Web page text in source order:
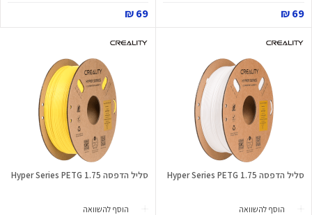
69 ₪
69 ₪
סליל הדפסה Hyper Series PETG 1.75
הוסף להשוואה
סליל הדפסה Hyper Series PETG 1.75
הוסף להשוואה